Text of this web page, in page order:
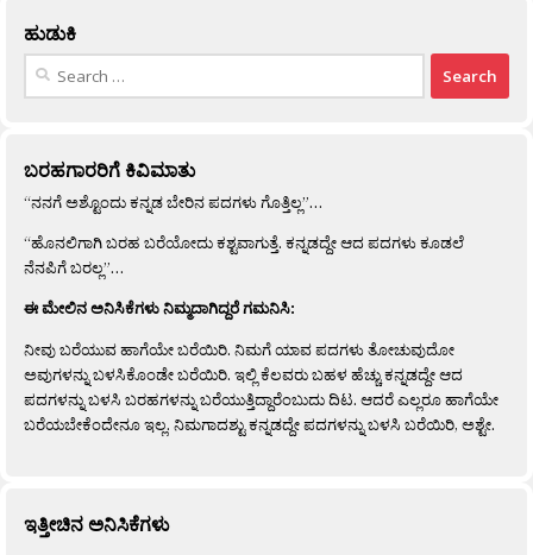
ಹುಡುಕಿ
Search
ಬರಹಗಾರರಿಗೆ ಕಿವಿಮಾತು
“ನನಗೆ ಅಶ್ಟೊಂದು ಕನ್ನಡ ಬೇರಿನ ಪದಗಳು ಗೊತ್ತಿಲ್ಲ”…
“ಹೊನಲಿಗಾಗಿ ಬರಹ ಬರೆಯೋದು ಕಶ್ಟವಾಗುತ್ತೆ. ಕನ್ನಡದ್ದೇ ಆದ ಪದಗಳು ಕೂಡಲೆ
ನೆನಪಿಗೆ ಬರಲ್ಲ”…
ಈ ಮೇಲಿನ ಅನಿಸಿಕೆಗಳು ನಿಮ್ಮದಾಗಿದ್ದರೆ ಗಮನಿಸಿ:
ನೀವು ಬರೆಯುವ ಹಾಗೆಯೇ ಬರೆಯಿರಿ. ನಿಮಗೆ ಯಾವ ಪದಗಳು ತೋಚುವುದೋ
ಅವುಗಳನ್ನು ಬಳಸಿಕೊಂಡೇ ಬರೆಯಿರಿ. ಇಲ್ಲಿ ಕೆಲವರು ಬಹಳ ಹೆಚ್ಚು ಕನ್ನಡದ್ದೇ ಆದ
ಪದಗಳನ್ನು ಬಳಸಿ ಬರಹಗಳನ್ನು ಬರೆಯುತ್ತಿದ್ದಾರೆಂಬುದು ದಿಟ. ಆದರೆ ಎಲ್ಲರೂ ಹಾಗೆಯೇ
ಬರೆಯಬೇಕೆಂದೇನೂ ಇಲ್ಲ. ನಿಮಗಾದಶ್ಟು ಕನ್ನಡದ್ದೇ ಪದಗಳನ್ನು ಬಳಸಿ ಬರೆಯಿರಿ, ಅಶ್ಟೇ.
ಇತ್ತೀಚಿನ ಅನಿಸಿಕೆಗಳು